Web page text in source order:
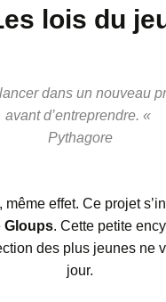
lois du
dans un nouveau
avant d’entreprendre. «
Pythagore
même effet. Ce projet
Gloups. Cette petite
des plus jeunes ne
jour.